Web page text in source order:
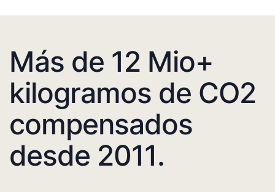
Más de 12 Mio+
kilogramos de CO2
compensados
desde 2011.